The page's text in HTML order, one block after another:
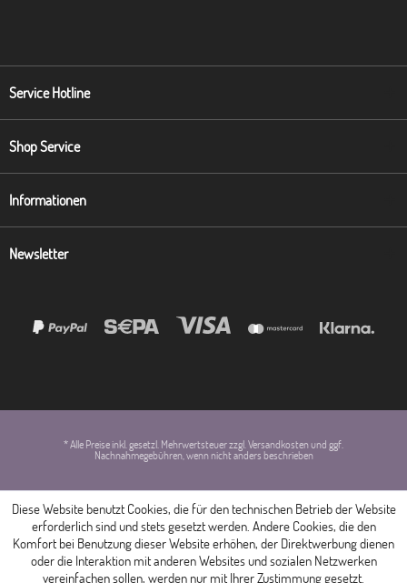
Service Hotline
Shop Service
Informationen
Newsletter
* Alle Preise inkl. gesetzl. Mehrwertsteuer zzgl. Versandkosten und ggf.
Nachnahmegebühren, wenn nicht anders beschrieben
Diese Website benutzt Cookies, die für den technischen Betrieb der Website
erforderlich sind und stets gesetzt werden. Andere Cookies, die den
Komfort bei Benutzung dieser Website erhöhen, der Direktwerbung dienen
oder die Interaktion mit anderen Websites und sozialen Netzwerken
vereinfachen sollen, werden nur mit Ihrer Zustimmung gesetzt.